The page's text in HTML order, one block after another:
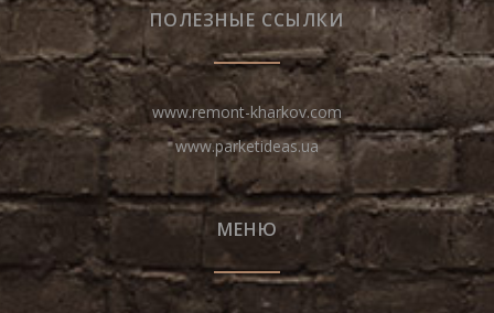
ПОЛЕЗНЫЕ ССЫЛКИ
www.remont-kharkov.com
www.parketideas.ua
МЕНЮ